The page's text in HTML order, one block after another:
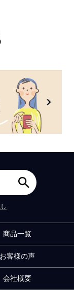
商品一覧
お客様の声
会社概要